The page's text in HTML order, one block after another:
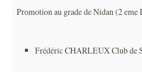
Promotion au grade de Nidan (2 eme
Frédéric CHARLEUX Club de